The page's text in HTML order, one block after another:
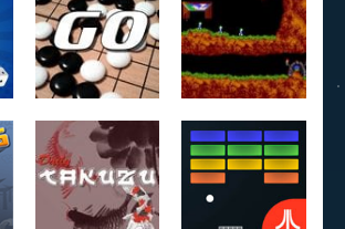
Jeu de Go
3.95K
Lemmings
4.07K